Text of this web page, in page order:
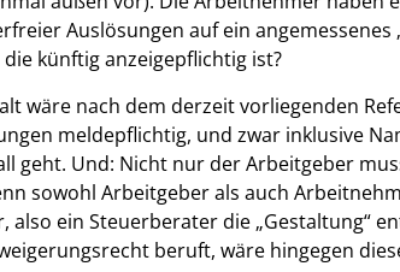
Auslösungen auf ein angemessenes
künftig anzeigepflichtig ist?
wäre nach dem derzeit vorliegenden
meldepflichtig, und zwar inklusive
geht. Und: Nicht nur der Arbeitgeber
sowohl Arbeitgeber als auch
also ein Steuerberater die „Gestaltung“
beruft, wäre hingegen